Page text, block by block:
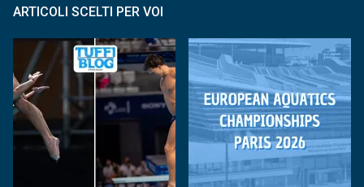
ARTICOLI SCELTI PER VOI